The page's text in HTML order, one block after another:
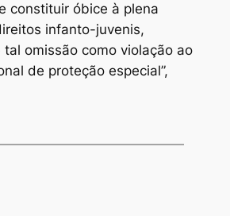
constituir óbice à plena
infanto-juvenis,
omissão como violação ao
de proteção especial”,